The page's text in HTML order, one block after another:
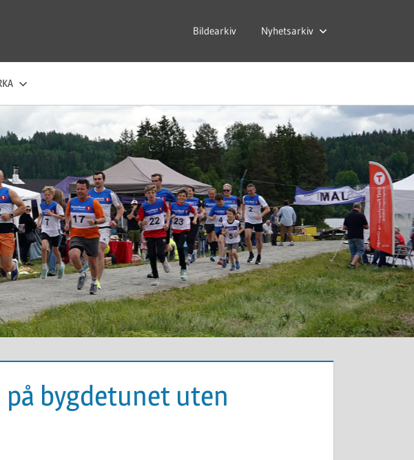
Bildearkiv Nyhetsarkiv
bygdetunet uten